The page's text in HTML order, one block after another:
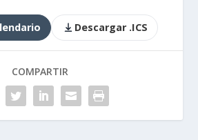
Descargar .ICS
COMPARTIR